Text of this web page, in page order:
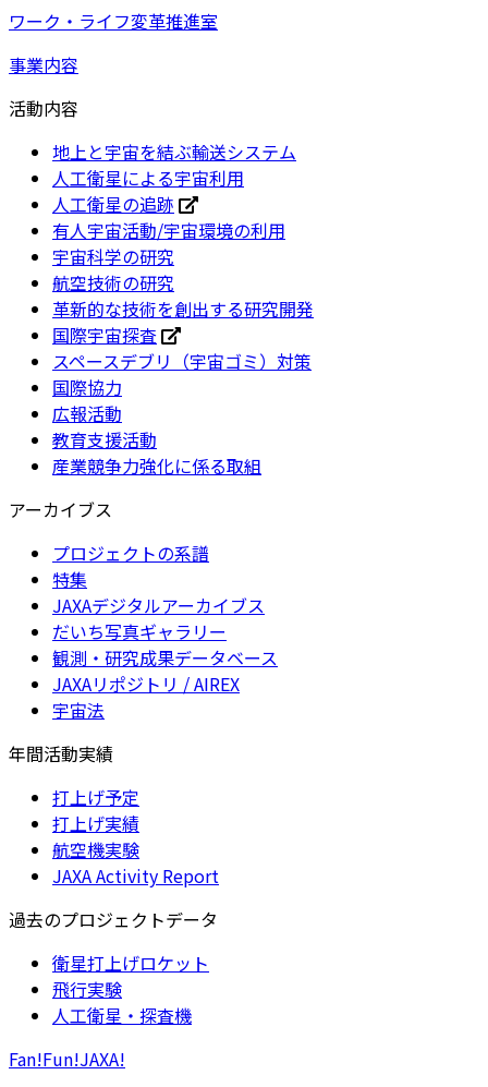
ワーク・ライフ変革推進室
事業内容
活動内容
地上と宇宙を結ぶ輸送システム
人工衛星による宇宙利用
人工衛星の追跡
有人宇宙活動/宇宙環境の利用
宇宙科学の研究
航空技術の研究
革新的な技術を創出する研究開発
国際宇宙探査
スペースデブリ（宇宙ゴミ）対策
国際協力
広報活動
教育支援活動
産業競争力強化に係る取組
アーカイブス
プロジェクトの系譜
特集
JAXAデジタルアーカイブス
だいち写真ギャラリー
観測・研究成果データベース
JAXAリポジトリ / AIREX
宇宙法
年間活動実績
打上げ予定
打上げ実績
航空機実験
JAXA Activity Report
過去のプロジェクトデータ
衛星打上げロケット
飛行実験
人工衛星・探査機
Fan!Fun!JAXA!